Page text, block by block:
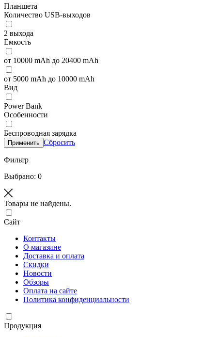
Планшета
Количество USB-выходов
2 выхода
Емкость
от 10000 mAh до 20400 mAh
от 5000 mAh до 10000 mAh
Вид
Power Bank
Особенности
Беспроводная зарядка
Применить Сбросить
Фильтр
Выбрано: 0
Товары не найдены.
Сайт
Контакты
О магазине
Доставка и оплата
Скидки
Новости
Обзоры
Оплата на сайте
Политика конфиденциальности
Продукция